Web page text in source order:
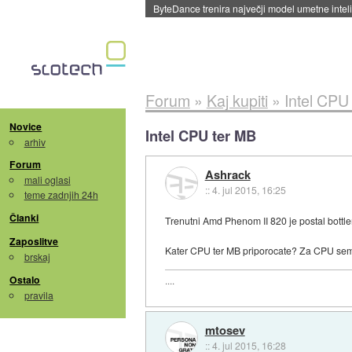
Spletne strani začele streči oglase za agente
Novice
arhiv
Forum
mali oglasi
teme zadnjih 24h
Članki
Zaposlitve
brskaj
Ostalo
pravila
Forum » Kaj kupiti » Intel
Intel CPU ter MB
Ashrack
::4. jul 2015, 16:25
Trenutni Amd Phenom II 820 je postal
Kater CPU ter MB priporocate? Za CPU
....
mtosev
::4. jul 2015, 16:28